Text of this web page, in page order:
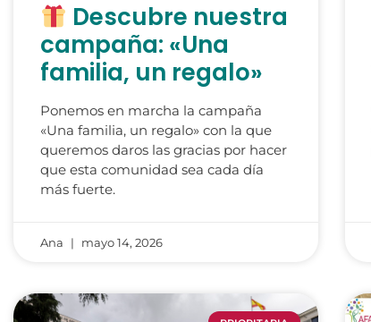
Descubre nuestra
campaña: «Una
familia, un regalo»
Ponemos en marcha la campaña
«Una familia, un regalo» con la que
queremos daros las gracias por hacer
que esta comunidad sea cada día
más fuerte.
Ana mayo 14, 2026